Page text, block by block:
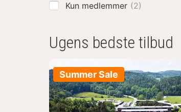
Kun medlemmer (2)
Ugens bedste tilbud
Summer Sale